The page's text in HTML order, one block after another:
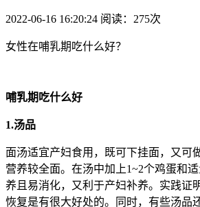
2022-06-16 16:20:24 阅读：275次
女性在哺乳期吃什么好？
哺乳期吃什么好
1.汤品
面汤适宜产妇食用，既可下挂面，又可
营养较全面。在汤中加上1~2个鸡蛋和
养且易消化，又利于产妇补养。实践证
恢复是有很大好处的。同时，有些汤品